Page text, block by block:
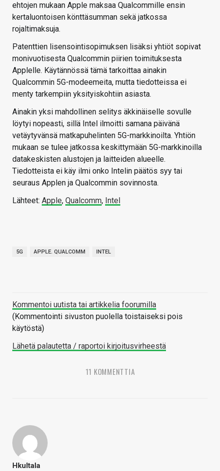
ehtojen mukaan Apple maksaa Qualcommille ensin
kertaluontoisen könttäsumman sekä jatkossa
rojaltimaksuja.
Patenttien lisensointisopimuksen lisäksi yhtiöt sopivat
monivuotisesta Qualcommin piirien toimituksesta
Applelle. Käytännössä tämä tarkoittaa ainakin
Qualcommin 5G-modeemeita, mutta tiedotteissa ei
menty tarkempiin yksityiskohtiin asiasta.
Ainakin yksi mahdollinen selitys äkkinäiselle sovulle
löytyi nopeasti, sillä Intel ilmoitti samana päivänä
vetäytyvänsä matkapuhelinten 5G-markkinoilta. Yhtiön
mukaan se tulee jatkossa keskittymään 5G-markkinoilla
datakeskisten alustojen ja laitteiden alueelle.
Tiedotteista ei käy ilmi onko Intelin päätös syy tai
seuraus Applen ja Qualcommin sovinnosta.
Lähteet: Apple, Qualcomm, Intel
5G APPLE. QUALCOMM INTEL
Kommentoi uutista tai artikkelia foorumilla
(Kommentointi sivuston puolella toistaiseksi pois
käytöstä)
Lähetä palautetta / raportoi kirjoitusvirheestä
11 KOMMENTTIA
Hkultala